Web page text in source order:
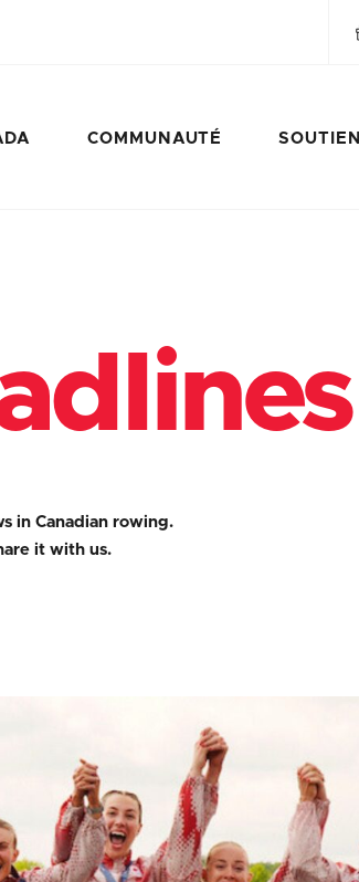
COMMUNAUTÉ SOUTIEN
in Canadian rowing.
it with us.